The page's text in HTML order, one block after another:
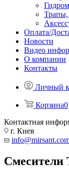
Оплата/
Новости
Видео
О компании
Контакты
Личный
Корзина0
Контактная
г. Киев
Смесители